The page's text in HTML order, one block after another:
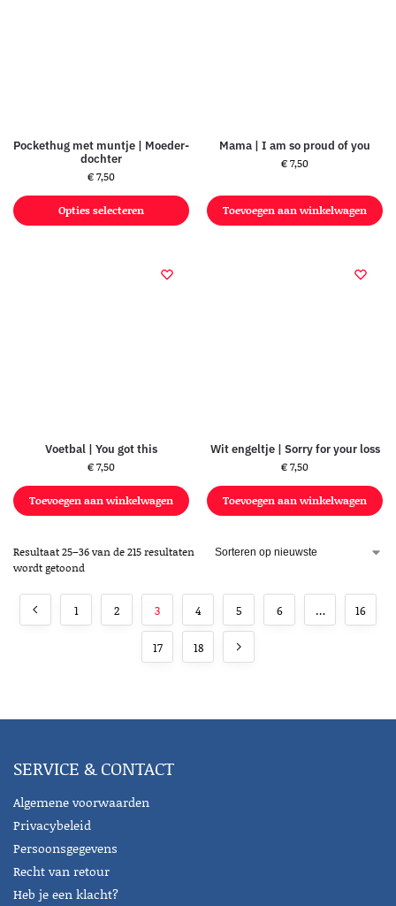
Pockethug met muntje | Moeder-
dochter
€7,50
Opties selecteren
Mama | I am so proud of you
€7,50
Toevoegen aan winkelwagen
Voetbal | You got this
€7,50
Toevoegen aan winkelwagen
Wit engeltje | Sorry for your loss
€7,50
Toevoegen aan winkelwagen
Resultaat 25–36 van de 215 resultaten
wordt getoond
1 2 3 4 5 6 … 16
17 18
SERVICE & CONTACT
Algemene voorwaarden
Privacybeleid
Persoonsgegevens
Recht van retour
Heb je een klacht?